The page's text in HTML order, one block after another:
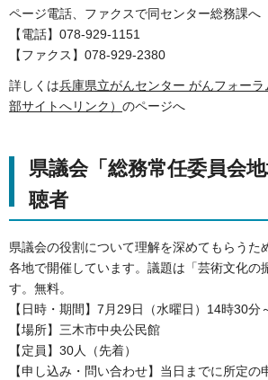
ページ電話、ファクスで同センター総務課へ
【電話】078-929-1151
【ファクス】078-929-2380
詳しくは兵庫県立がんセンター がんフォー
部サイトへリンク） のページへ
県議会「総務常任委員会
聴者
県議会の役割について理解を深めてもらうた
各地で開催しています。議題は「芸術文化の
す。無料。
【日時・期間】7月29日（水曜日）14時30分
【場所】三木市中央公民館
【定員】30人（先着）
【申し込み・問い合わせ】当日までに所定の